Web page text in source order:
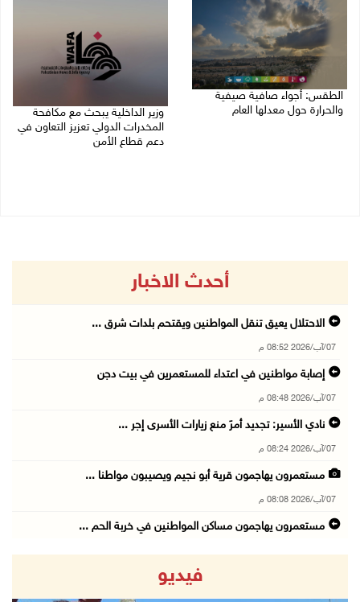
الطقس: أجواء صافية صيفية
والحرارة حول معدلها العام
وزير الداخلية يبحث مع مكافحة
المخدرات الدولي تعزيز التعاون في
دعم قطاع الأمن
أحدث الاخبار
الاحتلال يعيق تنقل المواطنين ويقتحم بلدات شرق ...
07/آب/2026 08:52 م
إصابة مواطنين في اعتداء للمستعمرين في بيت دجن
07/آب/2026 08:48 م
نادي الأسير: تجديد أمرَ منع زيارات الأسرى إجر ...
07/آب/2026 08:24 م
مستعمرون يهاجمون قرية أبو نجيم ويصيبون مواطنا ...
07/آب/2026 08:08 م
مستعمرون يهاجمون مساكن المواطنين في خربة الحم ...
بعد تجديد منع زيارات المعتقلين: أبو الحمص يدع ...
فيديو